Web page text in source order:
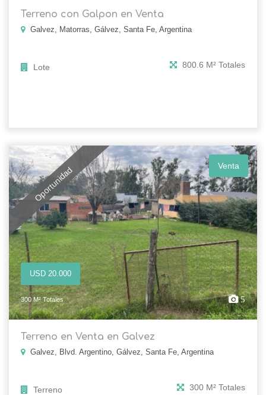
Terreno con Galpon en Venta
Galvez, Matorras, Gálvez, Santa Fe, Argentina
Lote 800.6 M² Totales
Oportunidad Venta
USD 20.000
300 M² Totales 5
Terreno en Venta en Galvez
Galvez, Blvd. Argentino, Gálvez, Santa Fe, Argentina
Terreno 300 M² Totales